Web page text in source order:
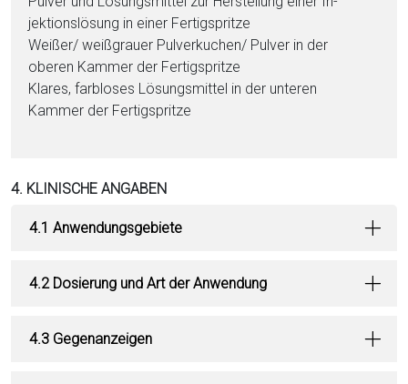
jektionslösung in ei­ner Fertigspritze
Wei­ßer/ weißgrauer Pul­verkuchen/ Pul­ver in der
oberen Kammer der Fertigspritze
Klares, farbloses Lö­sungs­mit­tel in der unteren
Kammer der Fertigspritze
4. KLINISCHE ANGABEN
4.1 Anwendungsgebiete
4.2 Dosierung und Art der Anwendung
4.3 Gegenanzeigen